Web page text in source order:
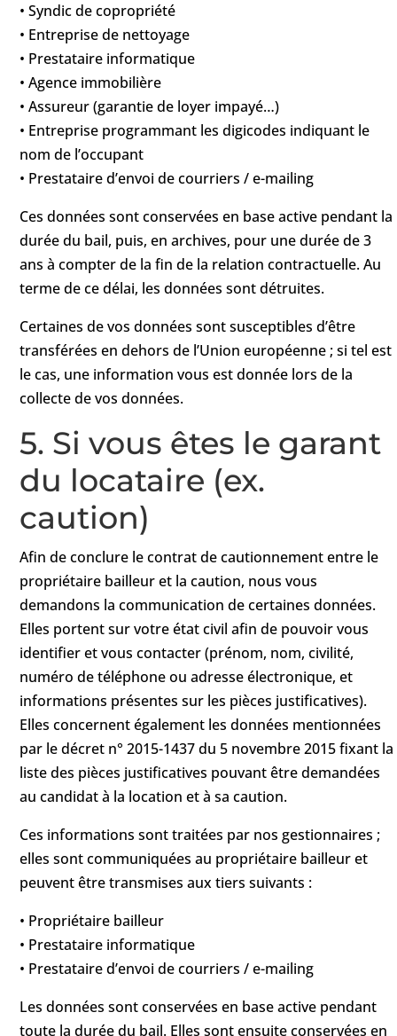
• Syndic de copropriété
• Entreprise de nettoyage
• Prestataire informatique
• Agence immobilière
• Assureur (garantie de loyer impayé…)
• Entreprise programmant les digicodes indiquant le
nom de l’occupant
• Prestataire d’envoi de courriers / e-mailing
Ces données sont conservées en base active pendant la
durée du bail, puis, en archives, pour une durée de 3
ans à compter de la fin de la relation contractuelle. Au
terme de ce délai, les données sont détruites.
Certaines de vos données sont susceptibles d’être
transférées en dehors de l’Union européenne ; si tel est
le cas, une information vous est donnée lors de la
collecte de vos données.
5. Si vous êtes le garant
du locataire (ex.
caution)
Afin de conclure le contrat de cautionnement entre le
propriétaire bailleur et la caution, nous vous
demandons la communication de certaines données.
Elles portent sur votre état civil afin de pouvoir vous
identifier et vous contacter (prénom, nom, civilité,
numéro de téléphone ou adresse électronique, et
informations présentes sur les pièces justificatives).
Elles concernent également les données mentionnées
par le décret n° 2015-1437 du 5 novembre 2015 fixant la
liste des pièces justificatives pouvant être demandées
au candidat à la location et à sa caution.
Ces informations sont traitées par nos gestionnaires ;
elles sont communiquées au propriétaire bailleur et
peuvent être transmises aux tiers suivants :
• Propriétaire bailleur
• Prestataire informatique
• Prestataire d’envoi de courriers / e-mailing
Les données sont conservées en base active pendant
toute la durée du bail. Elles sont ensuite conservées en